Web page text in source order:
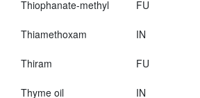
Thiophanate-methyl FU
Thiamethoxam
IN
Thiram FU
Thyme oil IN